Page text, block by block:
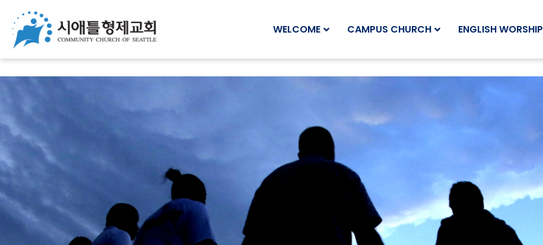
WELCOME CAMPUS CHURCH ENGLISH WORSHIP